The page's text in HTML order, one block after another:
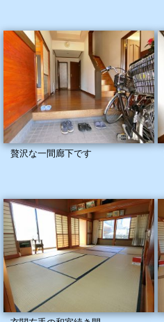
贅沢な一間廊下です